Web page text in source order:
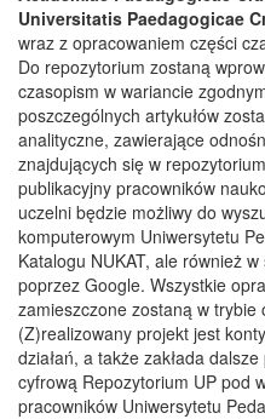
Universitatis Paedagogicae
wraz z opracowaniem części
Do repozytorium zostaną
czasopism w wariancie
poszczególnych artykułów
analityczne, zawierające
znajdujących się w
publikacyjny pracowników
uczelni będzie możliwy do
komputerowym Uniwersytetu
Katalogu NUKAT, ale również
poprzez Google. Wszystkie
zamieszczone zostaną w trybie
(Z)realizowany projekt jest
działań, a także zakłada
cyfrową Repozytorium UP pod
pracowników Uniwersytetu